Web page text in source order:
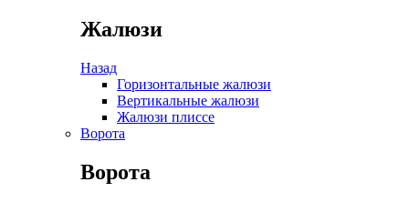
Жалюзи
Назад
Горизонтальные жалюзи
Вертикальные жалюзи
Жалюзи плиссе
Ворота
Ворота